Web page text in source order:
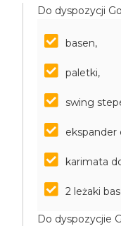
Do dyspozycji
basen,
paletki,
swing
ekspander
karimata
2 leżaki
Do dyspozycjie